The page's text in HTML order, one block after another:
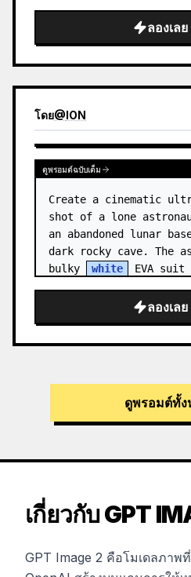
accents, glowing cyan
ลองเลย
โดย@ION
ดูพรอมต์ฉบับเต็ม
Create a cinematic
shot of a lone
an abandoned lunar
dark rocky cave. The
bulky
white
EVA suit
ลองเลย
ดูพรอมต์ทั้
เกี่ยวกับ GPT
GPT Image 2 คือโมเดลภาพ